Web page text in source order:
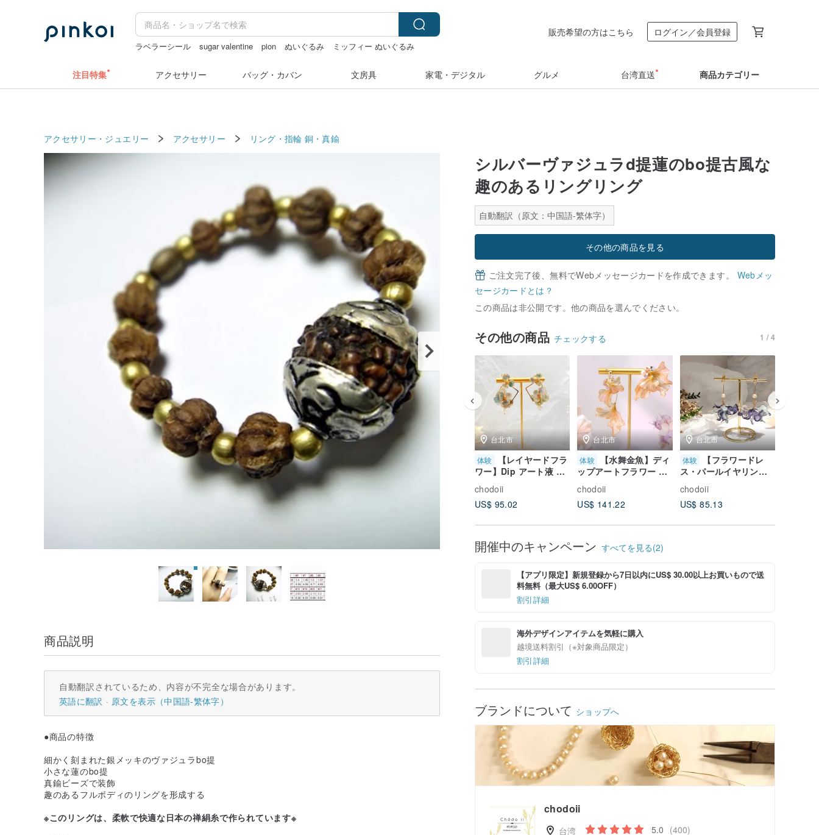
ラベラーシール sugar valentine pion ぬいぐるみ
ミッフィー ぬいぐるみ
販売希望の方はこちら ログイン／会員登録
注目特集 アクセサリー バッグ・カバン 文房具 家電・デジタル グルメ 台湾直送 商品カテゴリー
アクセサリー・ジュエリー アクセサリー リング・指輪 銅・真鍮
シルバーヴァジュラd提蓮のbo提古風な
趣のあるリングリング
自動翻訳（原文：中国語-繁体字）
その他の商品を見る
ご注文完了後、無料でWebメッセージカードを作成できます。 Webメッ
セージカードとは？
この商品は非公開です。他の商品を選んでください。
その他の商品 チェックする 1 / 4
台北市
体験
【レイヤードフラ
ワー】Dip アート液 ジ
ェル レジン 手作り体験
レッスン 1 名様から開
講
chodoii
US$ 95.02
台北市
体験
【水舞金魚】ディ
ップアートフラワー 半
固形ジェル レジン ハン
ドメイド体験レッスン
1名様から開講
chodoii
US$ 141.22
台北市
体験
【フラワードレ
ス・パールイヤリン
グ】フラワー液晶フラ
ワー手作り体験コース
【お1人様からスタート
chodoii
US$ 85.13
開催中のキャンペーン すべてを見る(2)
【アプリ限定】新規登録から7日以内にUS$ 30.00以上お買いもので送
料無料（最大US$ 6.00OFF）
割引詳細
海外デザインアイテムを気軽に購入
越境送料割引（※対象商品限定）
割引詳細
ブランドについて ショップへ
chodoii
台湾 5.0 (400)
商品説明
自動翻訳されているため、内容が不完全な場合があります。
英語に翻訳
原文を表示（中国語-繁体字）
●商品の特徴
細かく刻まれた銀メッキのヴァジュラbo提
小さな蓮のbo提
真鍮ビーズで装飾
趣のあるフルボディのリングを形成する
※このリングは、柔軟で快適な日本の禅絹糸で作られています※